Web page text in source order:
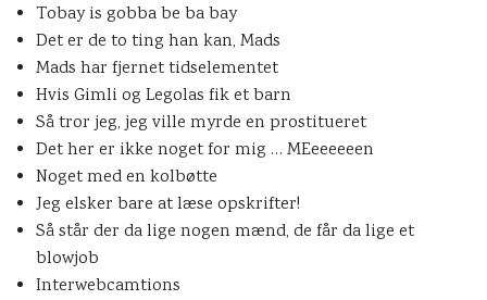
Tobay is gobba be ba bay
Det er de to ting han kan, Mads
Mads har fjernet tidselementet
Hvis Gimli og Legolas fik et barn
Så tror jeg, jeg ville myrde en prostitueret
Det her er ikke noget for mig … MEeeeeeen
Noget med en kolbøtte
Jeg elsker bare at læse opskrifter!
Så står der da lige nogen mænd, de får da lige et
blowjob
Interwebcamtions